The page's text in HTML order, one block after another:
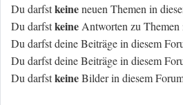
Du darfstkeineneuen Themen in
Du darfstkeineAntworten zu Themen
Du darfst deine Beiträge in diesem
Du darfst deine Beiträge in diesem
Du darfstkeineBilder in diesem